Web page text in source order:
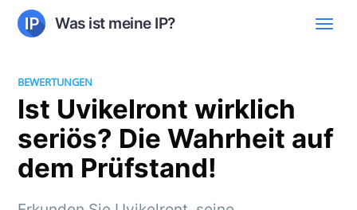
Was ist meine IP?
BEWERTUNGEN
Ist Uvikelront wirklich
seriös? Die Wahrheit auf
dem Prüfstand!